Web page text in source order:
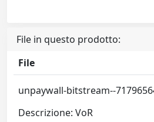
File in questo prodotto:
File
unpaywall-bitstream--
Descrizione: VoR